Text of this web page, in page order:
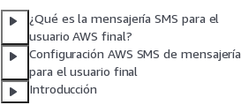
¿Qué es la mensajería SMS para el
usuario AWS final?
Configuración AWS SMS de mensajería
para el usuario final
Introducción